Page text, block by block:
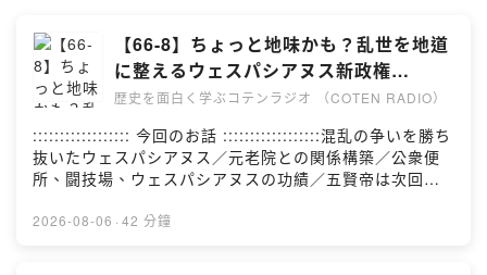
※正式名称は「古典ラジオ」ではなく「コテンラジオ」です
ーーー
COTEN RADIO is an entertainment radio talk program for history ,
published by the crazy history geeks group "COTEN" in Japan.
【66-8】ちょっと地味かも？乱世を地道
に整えるウェスパシアヌス新政権
【COTEN RADIO 帝政ローマ編8】
歴史を面白く学ぶコテンラジオ （COTEN RADIO）
:::::::::::::::::: 今回のお話 ::::::::::::::::::混乱の争いを勝ち
抜いたウェスパシアヌス／元老院との関係構築／公衆便
所、闘技場、ウェスパシアヌスの功績／五賢帝は次回か
す。:::::::::::::::::: 参考文献 ::::::::::::::::::参考文献
2026-08-06 · 42 分鐘